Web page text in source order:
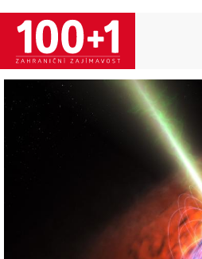
Přejít
hlavnímu
obsahu